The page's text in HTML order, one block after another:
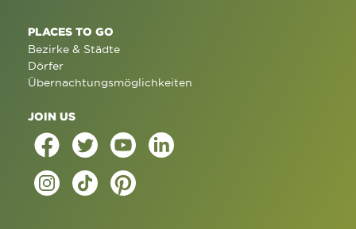
PLACES TO GO
Bezirke & Städte
Dörfer
Übernachtungsmöglichkeiten
JOIN US